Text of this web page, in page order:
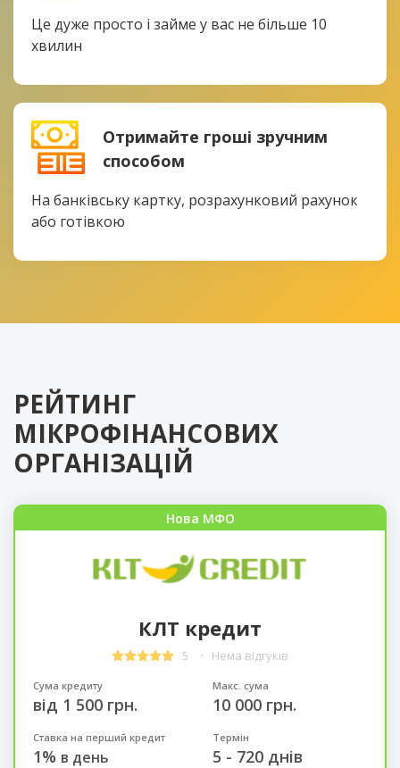
Це дуже просто і займе у вас не більше 10
хвилин
Отримайте гроші зручним
способом
На банківську картку, розрахунковий рахунок
або готівкою
РЕЙТИНГ
МІКРОФІНАНСОВИХ
ОРГАНІЗАЦІЙ
Нова МФО
КЛТ кредит
5 Нема відгуків
Сума кредиту
від 1 500 грн.
Макс. сума
10 000 грн.
Ставка на перший кредит
1% в день
Термін
5 - 720 днів